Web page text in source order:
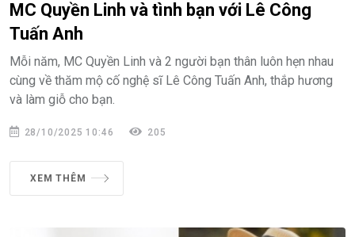
MC Quyền Linh và tình bạn với Lê Công
Tuấn Anh
Mỗi năm, MC Quyền Linh và 2 người bạn thân luôn hẹn nhau
cùng về thăm mộ cố nghệ sĩ Lê Công Tuấn Anh, thắp hương
và làm giỗ cho bạn.
28/10/2025 10:46 205
XEM THÊM